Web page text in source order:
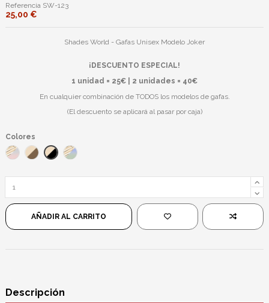
Referencia SW-123
25,00 €
Shades World - Gafas Unisex Modelo Joker
¡DESCUENTO ESPECIAL!
1 unidad = 25€ | 2 unidades = 40€
En cualquier combinación de TODOS los modelos de gafas.
(El descuento se aplicará al pasar por caja)
Colores
Dorado/Azul Rosado
Dorado/Marrón
Dorado/Negro
Dorado/Verde Azulado
AÑADIR AL CARRITO
Descripción